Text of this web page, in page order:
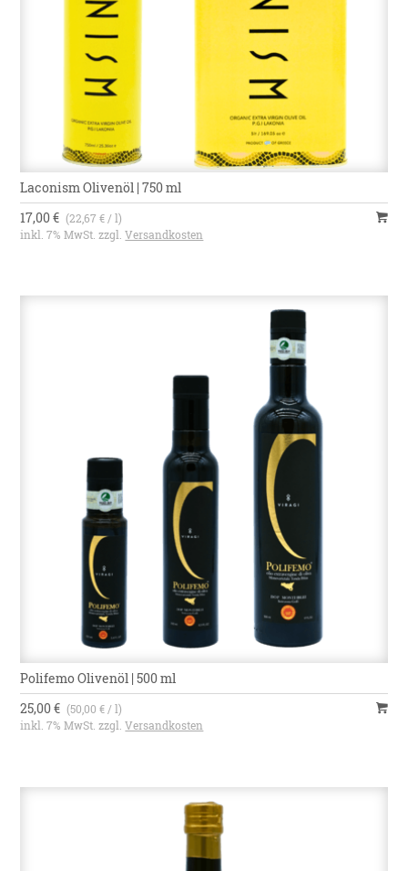
Laconism Olivenöl | 750 ml
17,00 € (22,67 € / l)
inkl. 7% MwSt. zzgl.Versandkosten
Polifemo Olivenöl | 500 ml
25,00 € (50,00 € / l)
inkl. 7% MwSt. zzgl.Versandkosten